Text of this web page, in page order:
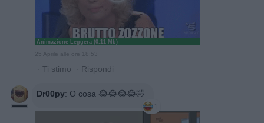
Animazione Leggera (0.11 Mb)
25 Aprile alle ore 18:53
· Ti stimo · Rispondi
Dr00py: O cosa 😂😂😂😂🤣
1